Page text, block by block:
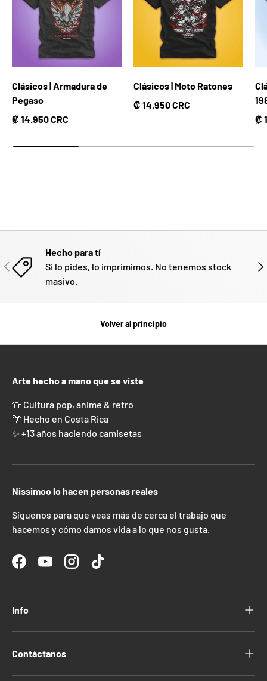
Clásicos | Armadura de
Pegaso
Precio normal
₡ 14.950 CRC
Clásicos | Moto Ratones
Precio normal
₡ 14.950 CRC
₡
ANTERIOR
Hecho para tí
Si lo pides, lo imprimimos. No tenemos stock
masivo.
Volver al principio
Arte hecho a mano que se viste
👕 Cultura pop, anime & retro
🌴 Hecho en Costa Rica
✨ +13 años haciendo camisetas
Nissimoo lo hacen personas reales
Síguenos para que veas más de cerca el trabajo que
hacemos y cómo damos vida a lo que nos gusta.
FacebookYouTubeInstagramTikTok
Info
Contáctanos